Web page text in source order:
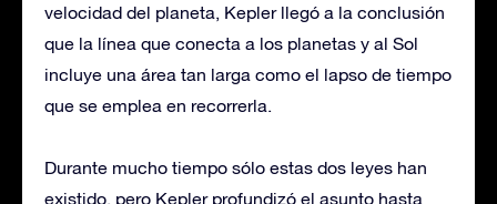
velocidad del planeta, Kepler llegó a la conclusión
que la línea que conecta a los planetas y al Sol
incluye una área tan larga como el lapso de tiempo
que se emplea en recorrerla.
Durante mucho tiempo sólo estas dos leyes han
existido, pero Kepler profundizó el asunto hasta